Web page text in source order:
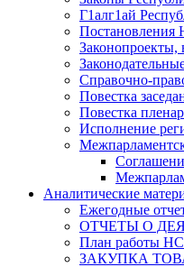
Г1алг1ай
Законопроекты,
Справочно-
Повестка
Повестка
Исполнение
Аналитические
Ежегодные
ОТЧЕТЫ О
План работы
ЗАКУПКА